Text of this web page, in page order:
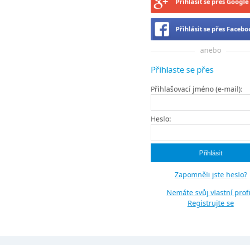
Přihlásit se přes Google
Přihlásit se přes
anebo
Přihlaste se přes
Přihlašovací jméno (e-mail):
Heslo:
Zapomněli jste heslo?
Nemáte svůj vlastní
Registrujte se